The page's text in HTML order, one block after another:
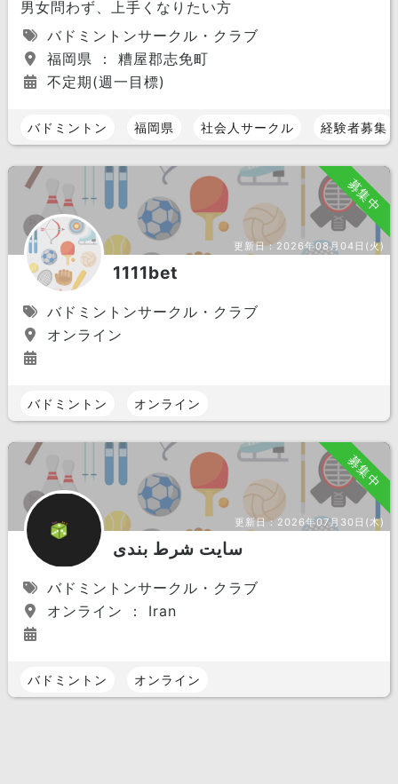
男女問わず、上手くなりたい方
バドミントンサークル・クラブ
福岡県 ： 糟屋郡志免町
不定期(週一目標)
バドミントン 福岡県 社会人サークル 経験者募集
募集中
更新日：2026年08月04日(火)
1111bet
バドミントンサークル・クラブ
オンライン
バドミントン オンライン
募集中
更新日：2026年07月30日(木)
سایت شرط بندی
バドミントンサークル・クラブ
オンライン ： Iran
バドミントン オンライン